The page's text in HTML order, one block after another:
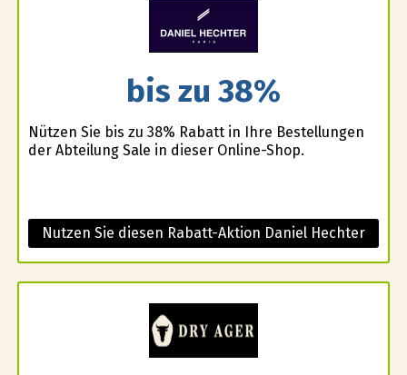
bis zu 38%
Nützen Sie bis zu 38% Rabatt in Ihre Bestellungen
der Abteilung Sale in dieser Online-Shop.
Nutzen Sie diesen Rabatt-Aktion Daniel Hechter